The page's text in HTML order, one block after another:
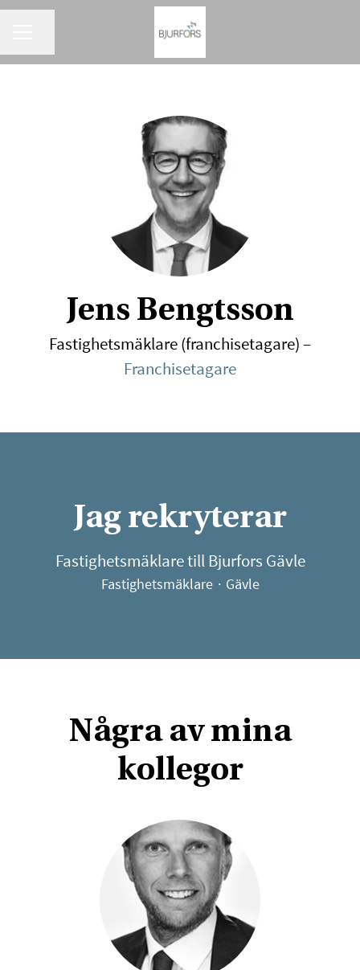
Jens Bengtsson
Fastighetsmäklare (franchisetagare) –
Franchisetagare
Jag rekryterar
Fastighetsmäklare till Bjurfors Gävle
Fastighetsmäklare · Gävle
Några av mina
kollegor